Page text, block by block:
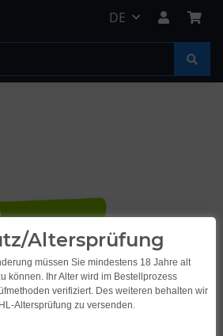
DE
Altersprüfung
müssen Sie mindestens 18 Jahre alt
können. Ihr Alter wird im Bestellprozess
verifiziert. Des weiteren behalten wir
Altersprüfung zu versenden.